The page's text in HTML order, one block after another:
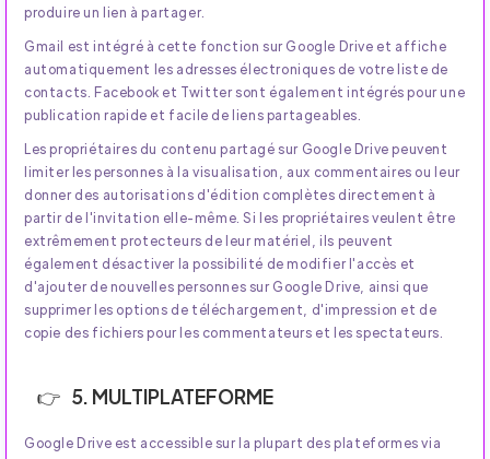
produire un lien à partager.
Gmail est intégré à cette fonction sur Google Drive et affiche
automatiquement les adresses électroniques de votre liste de
contacts. Facebook et Twitter sont également intégrés pour une
publication rapide et facile de liens partageables.
Les propriétaires du contenu partagé sur Google Drive peuvent
limiter les personnes à la visualisation, aux commentaires ou leur
donner des autorisations d'édition complètes directement à
partir de l'invitation elle-même. Si les propriétaires veulent être
extrêmement protecteurs de leur matériel, ils peuvent
également désactiver la possibilité de modifier l'accès et
d'ajouter de nouvelles personnes sur Google Drive, ainsi que
supprimer les options de téléchargement, d'impression et de
copie des fichiers pour les commentateurs et les spectateurs.
5. MULTIPLATEFORME
Google Drive est accessible sur la plupart des plateformes via